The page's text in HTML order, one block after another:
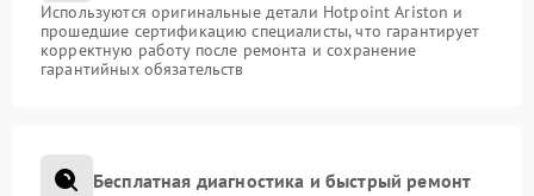
Используются оригинальные детали Hotpoint Ariston и
прошедшие сертификацию специалисты, что гарантирует
корректную работу после ремонта и сохранение
гарантийных обязательств
Бесплатная диагностика и быстрый ремонт